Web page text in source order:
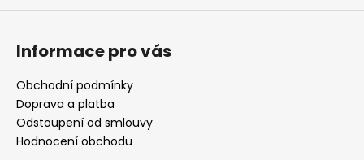
Informace pro vás
Obchodní podmínky
Doprava a platba
Odstoupení od smlouvy
Hodnocení obchodu